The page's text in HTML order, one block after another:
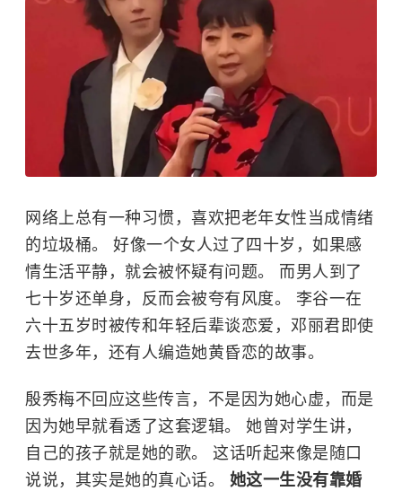
网络上总有一种习惯，喜欢把老年女性当成情绪
的垃圾桶。 好像一个女人过了四十岁，如果感
情生活平静，就会被怀疑有问题。 而男人到了
七十岁还单身，反而会被夸有风度。 李谷一在
六十五岁时被传和年轻后辈谈恋爱，邓丽君即使
去世多年，还有人编造她黄昏恋的故事。
殷秀梅不回应这些传言，不是因为她心虚，而是
因为她早就看透了这套逻辑。 她曾对学生讲，
自己的孩子就是她的歌。 这话听起来像是随口
说说，其实是她的真心话。 她这一生没有靠婚